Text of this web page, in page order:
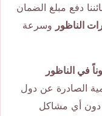
دفع مبلغ الضمان
الناظور وسرعة
في الناظور
الصادرة عن دول
دون أي مشاكل